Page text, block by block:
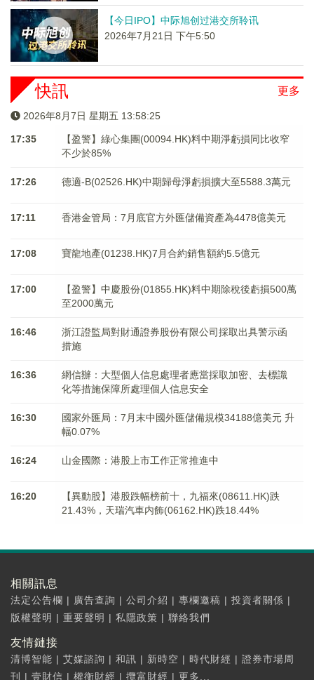
【今日IPO】中际旭创过港交所聆讯
2026年7月21日 下午5:50
更多
快訊
2026年8月7日 星期五 13:58:26
17:35
【盈警】綠心集團(00094.HK)料中期淨虧損同比收窄
不少於85%
17:26 德適-B(02526.HK)中期歸母淨虧損擴大至5588.3萬元
17:11 香港金管局：7月底官方外匯儲備資產為4478億美元
17:08 寶龍地產(01238.HK)7月合約銷售額約5.5億元
17:00
【盈警】中慶股份(01855.HK)料中期除稅後虧損500萬
至2000萬元
16:46
浙江證監局對財通證券股份有限公司採取出具警示函
措施
16:36
網信辦：大型個人信息處理者應當採取加密、去標識
化等措施保障所處理個人信息安全
16:30
國家外匯局：7月末中國外匯儲備規模34188億美元 升
幅0.07%
16:24 山金國際：港股上市工作正常推進中
16:20
【異動股】港股跌幅榜前十，九福來(08611.HK)跌
21.43%，天瑞汽車内飾(06162.HK)跌18.44%
相關訊息
法定公告欄 | 廣告查詢 | 公司介紹 | 專欄邀稿 | 投資者關係 |
版權聲明 | 重要聲明 | 私隱政策 | 聯絡我們
友情鏈接
清博智能 | 艾媒諮詢 | 和訊 | 新時空 | 時代財經 | 證券市場周
刊
| 壹財信 | 權衡財經 | 攬富財經 | 更多...